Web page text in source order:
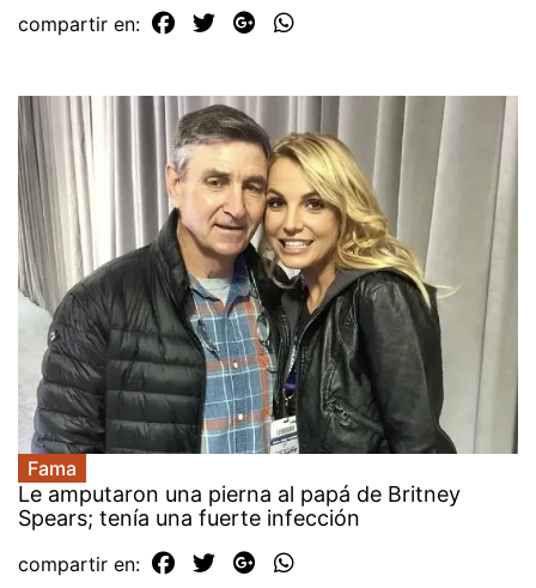
compartir en:
Fama
Le amputaron una pierna al papá de Britney
Spears; tenía una fuerte infección
compartir en: